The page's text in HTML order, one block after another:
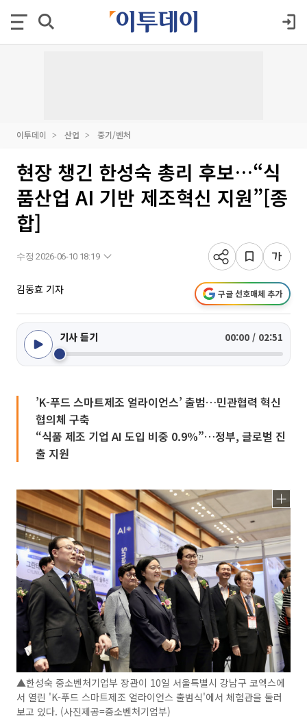
이투데이 산업 중기/벤처
현장 챙긴 한성숙 총리 후보…“식
품산업 AI 기반 제조혁신 지원”[종
합]
수정 2026-06-10 18:19
김동효 기자 구글 선호매체 추가
기사 듣기 00:00 / 02:51
’K-푸드 스마트제조 얼라이언스’ 출범…민관협력 혁신
협의체 구축
“식품 제조 기업 AI 도입 비중 0.9%”…정부, 글로벌 진
출 지원
▲한성숙 중소벤처기업부 장관이 10일 서울특별시 강남구 코엑스에
서 열린 'K-푸드 스마트제조 얼라이언스 출범식'에서 체험관을 둘러
보고 있다. (사진제공=중소벤처기업부)